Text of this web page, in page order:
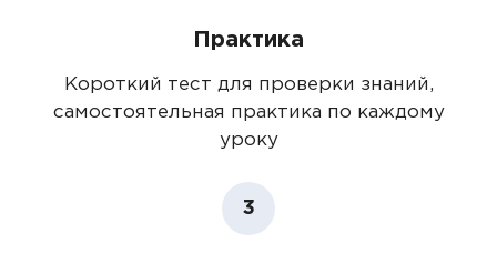
Практика
Короткий тест для проверки знаний,
самостоятельная практика по каждому
уроку
3